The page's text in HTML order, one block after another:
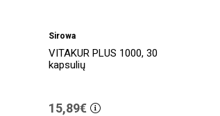
Sirowa
VITAKUR PLUS 1000, 30
kapsulių
15,89€